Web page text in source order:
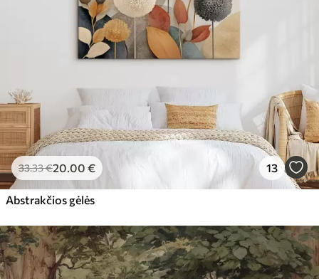
33.33€20.00 € 13
Abstrakčios gėlės